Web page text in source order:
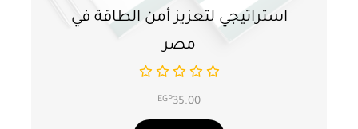
استراتيجي لتعزيز أمن الطاقة في
مصر
EGP35.00